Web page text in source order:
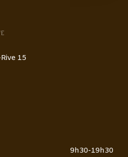
15
9h30-19h30